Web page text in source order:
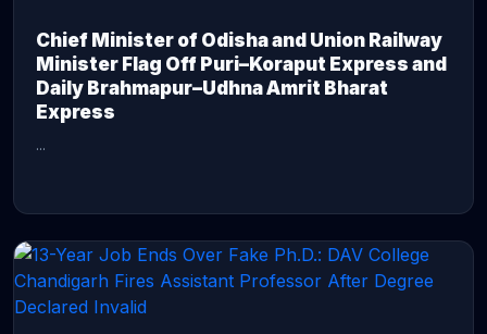
Chief Minister of Odisha and Union Railway
Minister Flag Off Puri–Koraput Express and
Daily Brahmapur–Udhna Amrit Bharat
Express
...